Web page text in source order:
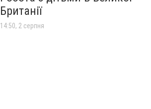
Британії
14:50, 2 серпня